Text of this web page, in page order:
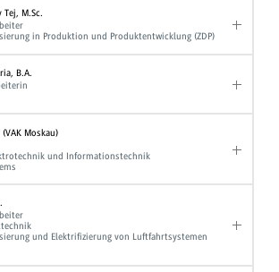
Tej, M.Sc.
in Produktion und Produktentwicklung (ZDP)
B.A.
Moskau)
und Informationstechnik
und Elektrifizierung von Luftfahrtsystemen